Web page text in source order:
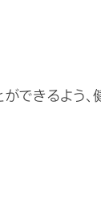
きるよう